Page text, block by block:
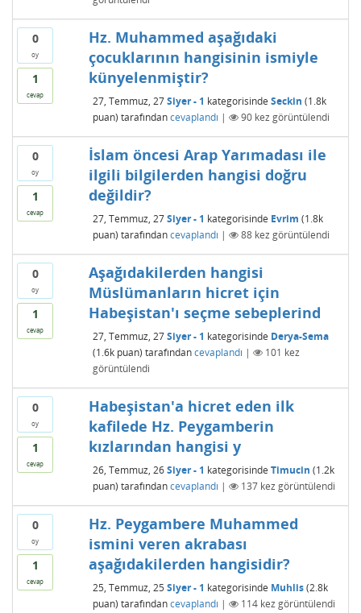
0
oy
1
cevap
Hz. Muhammed aşağıdaki
çocuklarının hangisinin ismiyle
künyelenmiştir?
27, Temmuz, 27 Siyer - 1 kategorisinde Seckin (1.8k
puan) tarafından cevaplandı | 90kez görüntülendi
0
oy
1
cevap
İslam öncesi Arap Yarımadası ile
ilgili bilgilerden hangisi doğru
değildir?
27, Temmuz, 27 Siyer - 1 kategorisinde Evrim (1.8k
puan) tarafından cevaplandı | 88kez görüntülendi
0
oy
1
cevap
Aşağıdakilerden hangisi
Müslümanların hicret için
Habeşistan'ı seçme sebeplerind
27, Temmuz, 27 Siyer - 1 kategorisinde Derya-Sema
(1.6kpuan) tarafından cevaplandı | 101 kez
görüntülendi
0
oy
1
cevap
Habeşistan'a hicret eden ilk
kafilede Hz. Peygamberin
kızlarından hangisi y
26, Temmuz, 26 Siyer - 1 kategorisinde Timucin (1.2k
puan) tarafından cevaplandı | 137kez görüntülendi
0
oy
1
cevap
Hz. Peygambere Muhammed
ismini veren akrabası
aşağıdakilerden hangisidir?
25, Temmuz, 25 Siyer - 1 kategorisinde Muhlis (2.8k
puan) tarafından cevaplandı | 114kez görüntülendi